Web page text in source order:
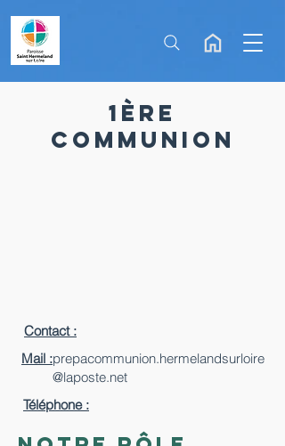
1ère
communion
Contact :
Mail :prepacommunion.hermelandsurloire
@laposte.net
Téléphone :